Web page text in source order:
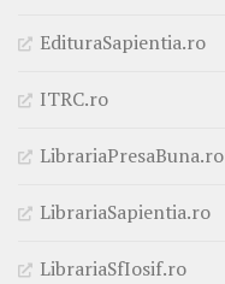
EdituraSapientia.ro
ITRC.ro
LibrariaPresaBuna.ro
LibrariaSapientia.ro
LibrariaSfIosif.ro